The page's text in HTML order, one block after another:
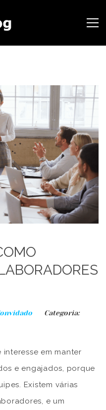
Categoria:
interesse em manter
e engajados, porque
Existem várias
e um